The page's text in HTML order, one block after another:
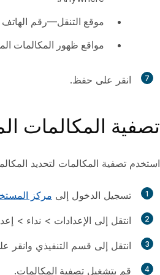
موقع التنقل—رقم الهاتف
مواقع ظهور المكالمات
7 انقر على حفظ.
تصفية المكالمات
استخدم تصفية المكالمات لتحديد
1 تسجيل الدخول إلى مركز
2 انتقل إلى الإعدادات > نداء >
3 انتقل إلى قسم التنفيذي وانقر
4 قم بتشغيل تصفية المكالمات.